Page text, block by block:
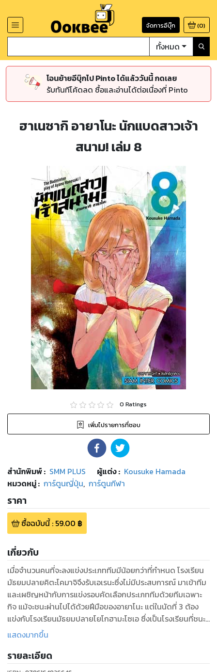
จัดการอีบุ๊ก (0)
ทั้งหมด
โอนย้ายอีบุ๊กไป Pinto ได้แล้ววันนี้ กดเลย
รับทันทีโค้ดลด ซื้อและอ่านได้ต่อเนื่องที่ Pinto
ฮาเนซากิ อายาโนะ นักแบดสาวเจ้า
สนาม! เล่ม 8
0 Ratings
เพิ่มไปรายการที่ชอบ
สำนักพิมพ์: SMM PLUS ผู้แต่ง : Kousuke Hamada
หมวดหมู่: การ์ตูนญี่ปุ่น, การ์ตูนกีฬา
ราคา
ซื้อฉบับนี้: 59.00 ฿
เกี่ยวกับ
เมื่อจำนวนคนที่จะลงแข่งประเภททีมมีน้อยกว่าที่กำหนด โรงเรียน
มัธยมปลายคิตะโคมาจิจึงรับเอเรนะซึ่งไม่มีประสบการณ์ มาเข้าทีม
และเผชิญหน้ากับการแข่งรอบคัดเลือกประเภททีมด้วยทีมเฉพาะ
กิจ แม้จะชนะผ่านไปได้ด้วยฝีมือของอายาโนะ แต่ในนัดที่ 3 ต้อง
แข่งกับโรงเรียนมัธยมปลายโยโกฮามะโซเอ ซึ่งเป็นโรงเรียนที่ชนะ
เลิศในครั้งที่แล้ว ริโกะเกือบจะทนแรงกดดันไม่ไหวจากการที่ไม่มี
แสดงมากขึ้น
รายละเอียด